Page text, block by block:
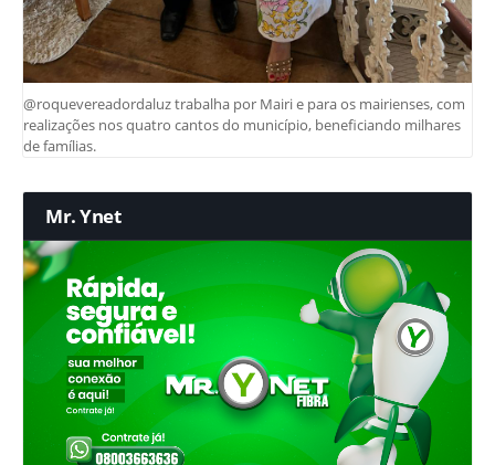
@roquevereadordaluz trabalha por Mairi e para os mairienses, com
realizações nos quatro cantos do município, beneficiando milhares
de famílias.
Mr. Ynet